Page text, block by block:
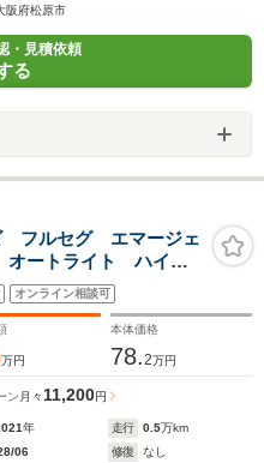
阪府松原市
・見積依頼
る
ルセグ エマージェ
ートライト ハイビ
格納ドアミラー エ
式シート
オンライン相談可
万円
本体価格
78.2万円
ン 月々 11,200円
年 走行 0.5万km
06 修復
なし